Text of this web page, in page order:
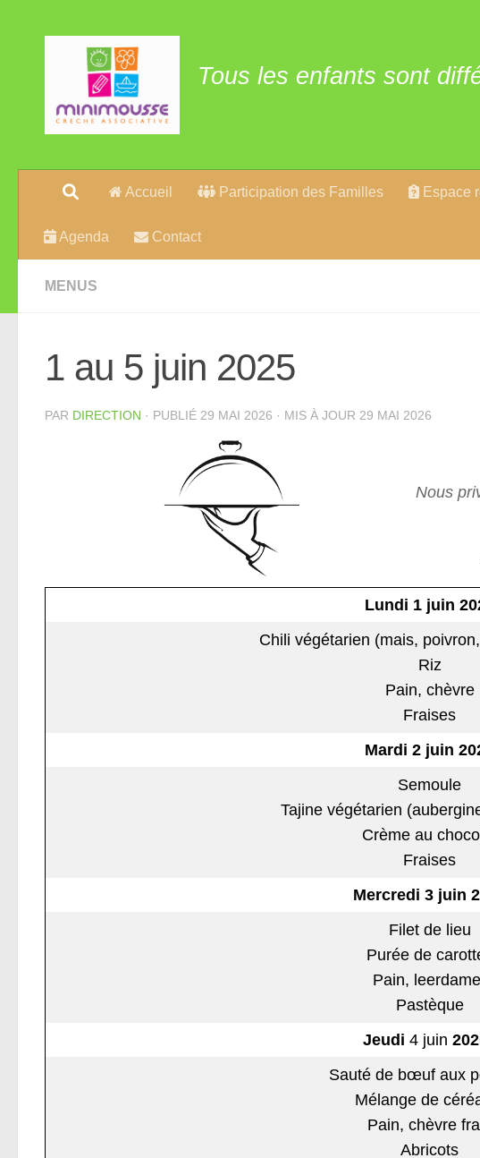
Tous les enfants sont
Accueil Participation des Familles Espace
Agenda Contact
MENUS
1 au 5 juin 2025
PAR DIRECTION · PUBLIÉ 29 MAI 2026 · MIS À JOUR 29 MAI 2026
Nous
Lundi 1 juin
Chili végétarien (mais,
Riz
Pain, chèvre
Fraises
Mardi 2 juin
Semoule
Tajine végétarien
Crème au
Fraises
Mercredi 3 juin
Filet de lieu
Purée de
Pain,
Pastèque
Jeudi 4 juin 202
Sauté de bœuf aux
Mélange de
Pain, chèvre
Abricots